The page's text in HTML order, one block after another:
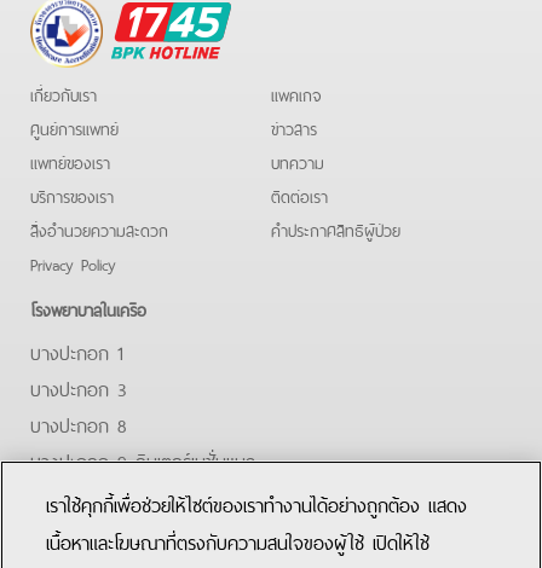
BPK
Hotline
เกี่ยวกับเรา
ศูนย์การแพทย์
แพทย์ของเรา
บริการของเรา
สิ่งอำนวยความสะดวก
Privacy Policy
แพคเกจ
ข่าวสาร
บทความ
ติดต่อเรา
คําประกาศสิทธิผู้ป่วย
โรงพยาบาลในเครือ
บางปะกอก 1
บางปะกอก 3
บางปะกอก 8
บางปะกอก 9 อินเตอร์เนชั่นแนล
ปิยะเวท
บางปะกอก-รังสิต 2
เราใช้คุกกี้เพื่อช่วยให้ไซต์ของเราทำงานได้อย่างถูกต้อง แสดง
เนื้อหาและโฆษณาที่ตรงกับความสนใจของผู้ใช้ เปิดให้ใช้